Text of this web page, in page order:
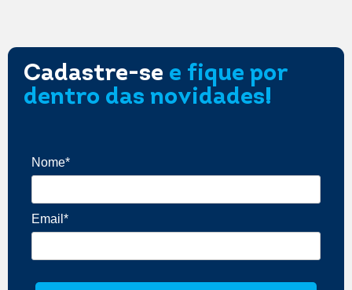
Cadastre-se e fique por
dentro das novidades!
Nome*
Email*